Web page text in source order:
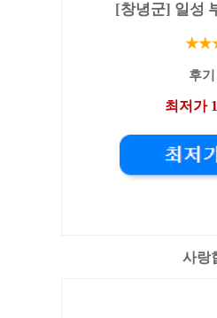
[창녕군] 일성
후
최저가
사랑